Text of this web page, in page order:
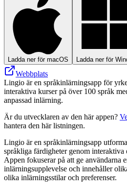
Ladda ner för macOS Ladda ner för
Webbplats
Lingio är en språkinlärningsapp för
interaktiva kurser på över 100 språk
anpassad inlärning.
Är du utvecklaren av den här appen?
hantera den här listningen.
Lingio är en språkinlärningsapp
språkliga färdigheter genom interaktiva
Appen fokuserar på att ge användarna
inlärningsupplevelse och innehåller
olika inlärningsstilar och preferenser.